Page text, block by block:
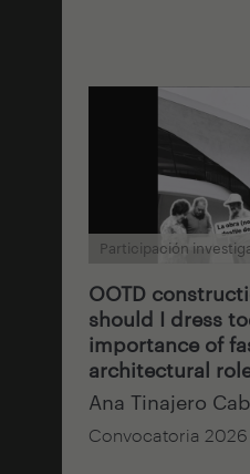
Participación
OOTD
should I dress
importance of
architectural
Ana Tinajero
Convocatoria 2026